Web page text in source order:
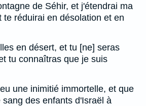
de Séhir, et j'étendrai ma
te réduirai en désolation et en
en désert, et tu [ne] seras
tu connaîtras que je suis
une inimitié immortelle, et que
des enfants d'Israël à